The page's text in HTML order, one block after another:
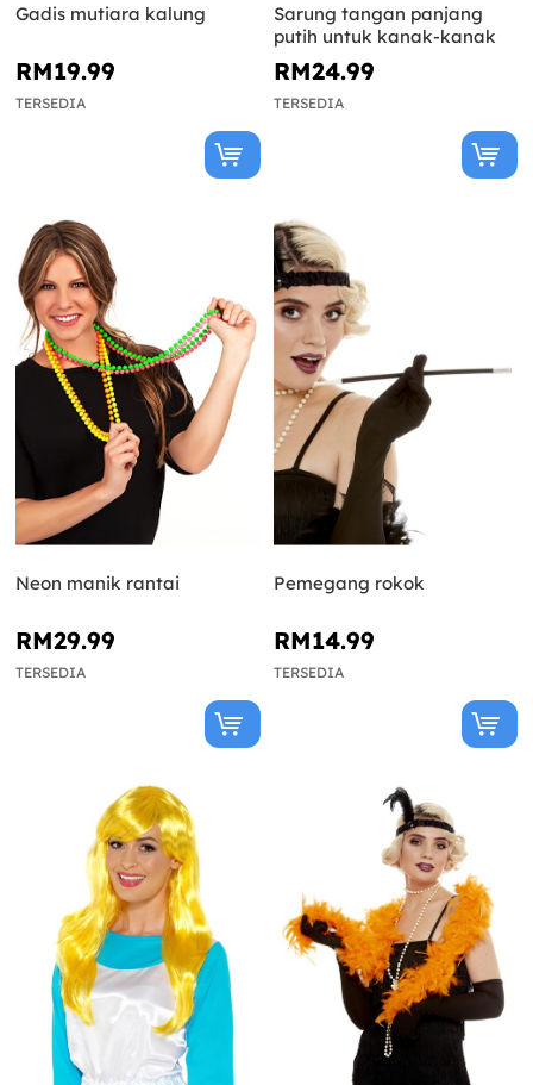
Gadis mutiara kalung
RM19.99
TERSEDIA
Sarung tangan panjang
putih untuk kanak-kanak
RM24.99
TERSEDIA
Neon manik rantai
RM29.99
TERSEDIA
Pemegang rokok
RM14.99
TERSEDIA